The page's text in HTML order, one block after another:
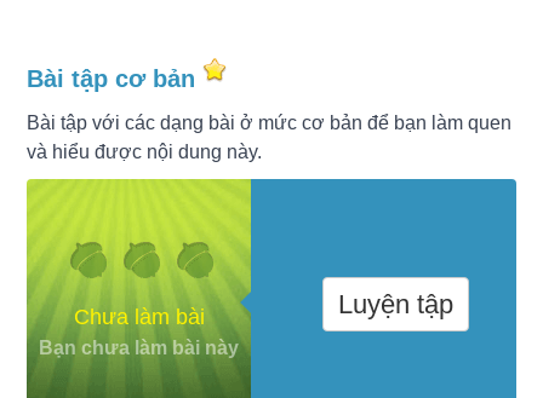
Bài tập cơ bản
Bài tập với các dạng bài ở mức cơ bản để bạn làm quen
và hiểu được nội dung này.
Chưa làm bài
Bạn chưa làm bài này
Luyện tập